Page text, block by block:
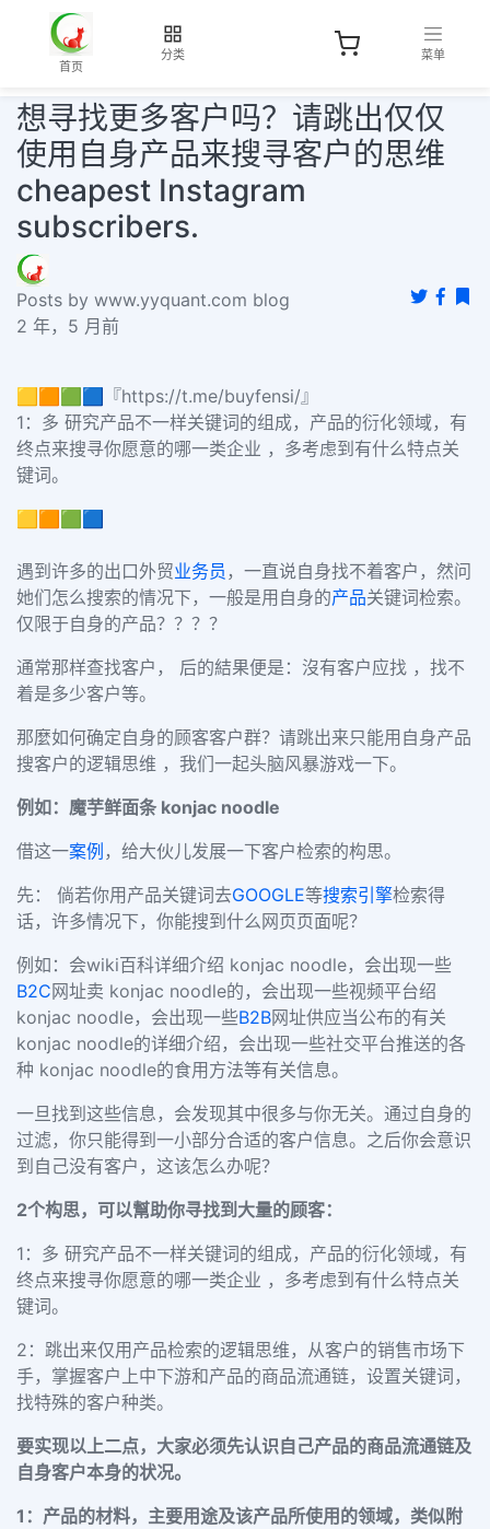
首页
分类 菜单
想寻找更多客户吗？请跳出仅仅
使用自身产品来搜寻客户的思维
cheapest Instagram
subscribers.
Posts by www.yyquant.com blog
2 年，5 月前
🟨🟧🟩🟦『https://t.me/buyfensi/』
1：多 研究产品不一样关键词的组成，产品的衍化领域，有
终点来搜寻你愿意的哪一类企业 ，多考虑到有什么特点关
键词。
🟨🟧🟩🟦
遇到许多的出口外贸业务员 ，一直说自身找不着客户，然问
她们怎么搜索的情况下，一般是用自身的产品关键词检索。
仅限于自身的产品？？？？
通常那样查找客户， 后的結果便是：沒有客户应找 ，找不
着是多少客户等。
那麼如何确定自身的顾客客户群？请跳出来只能用自身产品
搜客户的逻辑思维 ，我们一起头脑风暴游戏一下。
例如：魔芋鲜面条 konjac noodle
借这一案例 ，给大伙儿发展一下客户检索的构思。
先： 倘若你用产品关键词去GOOGLE等搜索引擎检索得
话，许多情况下，你能搜到什么网页页面呢？
例如：会wiki百科详细介绍 konjac noodle，会出现一些
B2C网址卖 konjac noodle的，会出现一些视频平台绍
konjac noodle，会出现一些B2B网址供应当公布的有关
konjac noodle的详细介绍，会出现一些社交平台推送的各
种 konjac noodle的食用方法等有关信息。
一旦找到这些信息，会发现其中很多与你无关。通过自身的
过滤，你只能得到一小部分合适的客户信息。之后你会意识
到自己没有客户，这该怎么办呢？
2个构思，可以幫助你寻找到大量的顾客：
1：多 研究产品不一样关键词的组成，产品的衍化领域，有
终点来搜寻你愿意的哪一类企业 ，多考虑到有什么特点关
键词。
2：跳出来仅用产品检索的逻辑思维，从客户的销售市场下
手，掌握客户上中下游和产品的商品流通链，设置关键词，
找特殊的客户种类。
要实现以上二点，大家必须先认识自己产品的商品流通链及
自身客户本身的状况。
1：产品的材料，主要用途及该产品所使用的领域，类似附